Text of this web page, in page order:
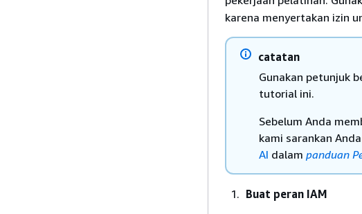
karena menyertakan izin
catatan
Gunakan petunjuk
tutorial ini.
Sebelum Anda
kami sarankan
AI dalam panduan
Buat peran IAM